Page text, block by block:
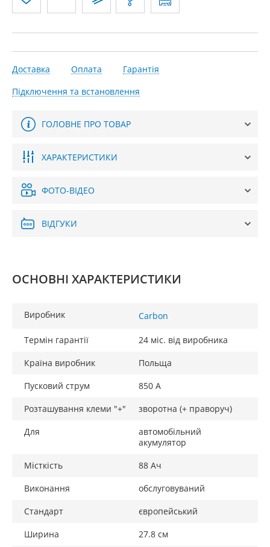
Доставка Оплата
Гарантія
Підключення та встановлення
ГОЛОВНЕ ПРО ТОВАР
ХАРАКТЕРИСТИКИ
ФОТО-ВІДЕО
ВІДГУКИ
ОСНОВНІ ХАРАКТЕРИСТИКИ
Виробник Carbon
Термін гарантії
24 міс. від виробника
Країна виробник
Польща
Пусковий струм
850 А
Розташування клеми "+"
зворотна (+ праворуч)
Для
автомобільний
акумулятор
Місткість
88 Ач
Виконання
обслуговуваний
Стандарт
європейський
Ширина
27.8 см